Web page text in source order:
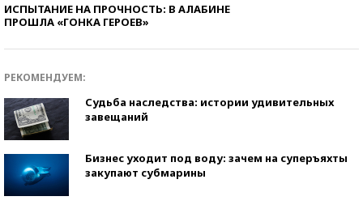
ИСПЫТАНИЕ НА ПРОЧНОСТЬ: В АЛАБИНЕ
ПРОШЛА «ГОНКА ГЕРОЕВ»
РЕКОМЕНДУЕМ:
Судьба наследства: истории удивительных
завещаний
Бизнес уходит под воду: зачем на суперъяхты
закупают субмарины